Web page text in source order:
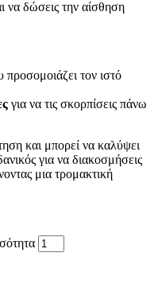
να δώσεις την αίσθηση
προσομοιάζει τον ιστό
για να τις σκορπίσεις πάνω
και μπορεί να καλύψει
για να διακοσμήσεις
μια τρομακτική